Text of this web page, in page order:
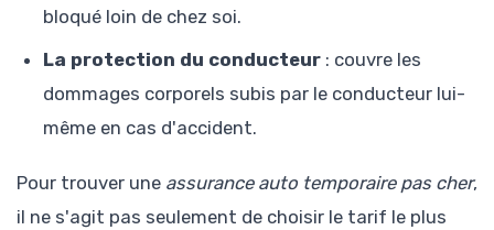
bloqué loin de chez soi.
La protection du conducteur : couvre les
dommages corporels subis par le conducteur lui-
même en cas d'accident.
Pour trouver une assurance auto temporaire pas cher,
il ne s'agit pas seulement de choisir le tarif le plus